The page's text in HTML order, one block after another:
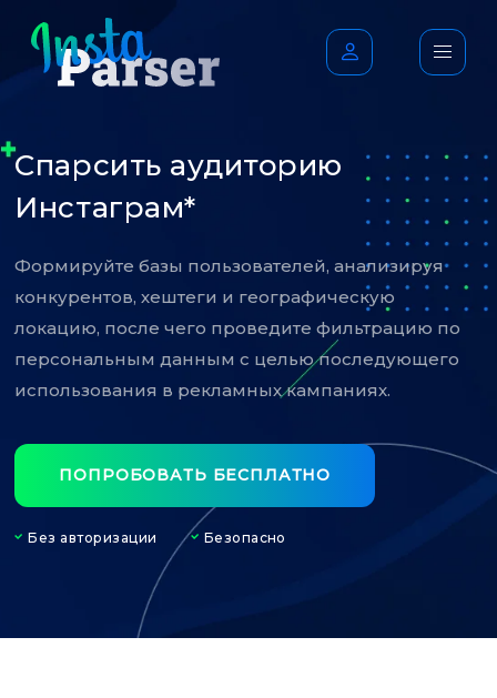
Спарсить аудиторию
Инстаграм*
Формируйте базы пользователей, анализируя
конкурентов, хештеги и географическую
локацию, после чего проведите фильтрацию по
персональным данным с целью последующего
использования в рекламных кампаниях.
ПОПРОБОВАТЬ БЕСПЛАТНО
Без авторизации Безопасно